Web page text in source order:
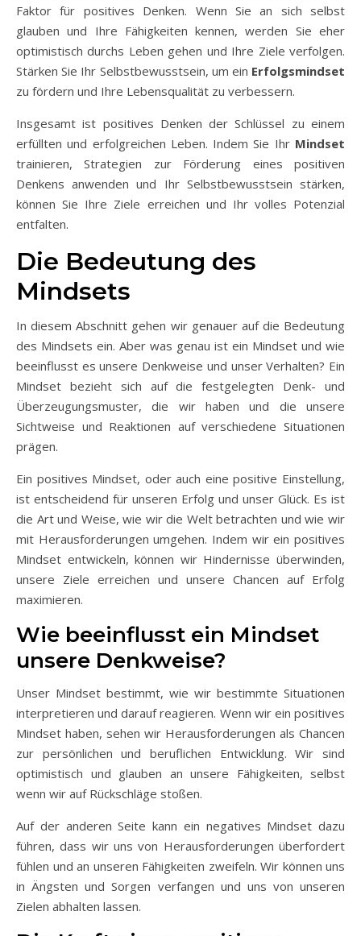
Faktor für positives Denken. Wenn Sie an sich selbst
glauben und Ihre Fähigkeiten kennen, werden Sie eher
optimistisch durchs Leben gehen und Ihre Ziele verfolgen.
Stärken Sie Ihr Selbstbewusstsein, um ein Erfolgsmindset
zu fördern und Ihre Lebensqualität zu verbessern.
Insgesamt ist positives Denken der Schlüssel zu einem
erfüllten und erfolgreichen Leben. Indem Sie Ihr Mindset
trainieren, Strategien zur Förderung eines positiven
Denkens anwenden und Ihr Selbstbewusstsein stärken,
können Sie Ihre Ziele erreichen und Ihr volles Potenzial
entfalten.
Die Bedeutung des
Mindsets
In diesem Abschnitt gehen wir genauer auf die Bedeutung
des Mindsets ein. Aber was genau ist ein Mindset und wie
beeinflusst es unsere Denkweise und unser Verhalten? Ein
Mindset bezieht sich auf die festgelegten Denk- und
Überzeugungsmuster, die wir haben und die unsere
Sichtweise und Reaktionen auf verschiedene Situationen
prägen.
Ein positives Mindset, oder auch eine positive Einstellung,
ist entscheidend für unseren Erfolg und unser Glück. Es ist
die Art und Weise, wie wir die Welt betrachten und wie wir
mit Herausforderungen umgehen. Indem wir ein positives
Mindset entwickeln, können wir Hindernisse überwinden,
unsere Ziele erreichen und unsere Chancen auf Erfolg
maximieren.
Wie beeinflusst ein Mindset
unsere Denkweise?
Unser Mindset bestimmt, wie wir bestimmte Situationen
interpretieren und darauf reagieren. Wenn wir ein positives
Mindset haben, sehen wir Herausforderungen als Chancen
zur persönlichen und beruflichen Entwicklung. Wir sind
optimistisch und glauben an unsere Fähigkeiten, selbst
wenn wir auf Rückschläge stoßen.
Auf der anderen Seite kann ein negatives Mindset dazu
führen, dass wir uns von Herausforderungen überfordert
fühlen und an unseren Fähigkeiten zweifeln. Wir können uns
in Ängsten und Sorgen verfangen und uns von unseren
Zielen abhalten lassen.